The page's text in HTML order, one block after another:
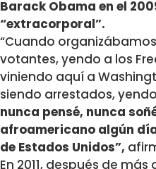
Barack Obama en el
“extracorporal”.
“Cuando
votantes, yendo a los
viniendo aquí a
siendo arrestados,
nunca pensé, nunca
afroamericano algún
de Estados Unidos”,
En 2011, después de